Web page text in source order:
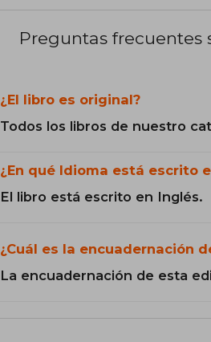
Preguntas frecuentes
¿El libro es original?
Todos los libros de nuestro
¿En qué Idioma está escrito
El libro está escrito en Inglés.
¿Cuál es la encuadernación
La encuadernación de esta